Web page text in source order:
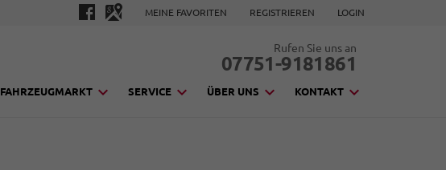
MEINE FAVORITEN REGISTRIEREN LOGIN
Rufen Sie uns an
07751-9181861
FAHRZEUGMARKT SERVICE ÜBER UNS KONTAKT